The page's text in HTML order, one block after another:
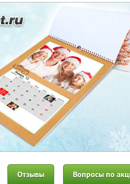
Отзывы Вопросы по